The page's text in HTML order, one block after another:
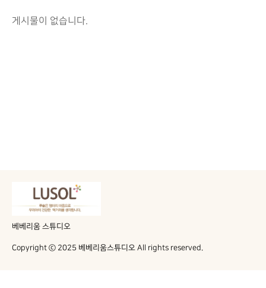
게시물이 없습니다.
베베리움 스튜디오
Copyright ⓒ 2025 베베리움스튜디오 All rights reserved.